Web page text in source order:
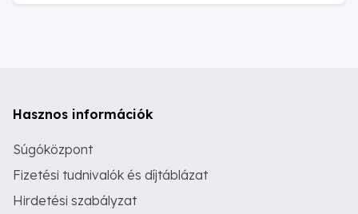
Hasznos információk
Súgóközpont
Fizetési tudnivalók és díjtáblázat
Hirdetési szabályzat